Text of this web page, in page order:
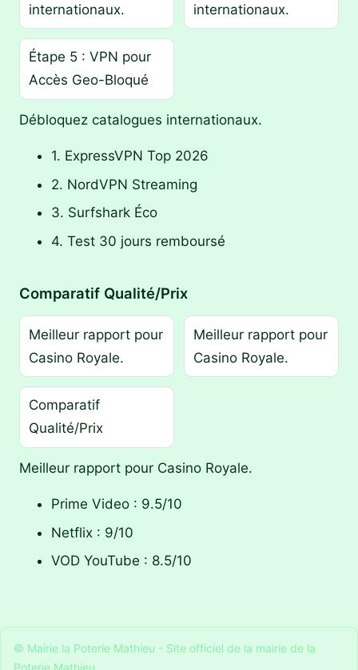
internationaux.
internationaux.
Étape 5 : VPN pour
Accès Geo-Bloqué
Débloquez catalogues internationaux.
1. ExpressVPN Top 2026
2. NordVPN Streaming
3. Surfshark Éco
4. Test 30 jours remboursé
Comparatif Qualité/Prix
Meilleur rapport pour
Casino Royale.
Meilleur rapport pour
Casino Royale.
Comparatif
Qualité/Prix
Meilleur rapport pour Casino Royale.
Prime Video : 9.5/10
Netflix : 9/10
VOD YouTube : 8.5/10
© Mairie la Poterie Mathieu - Site officiel de la mairie de la